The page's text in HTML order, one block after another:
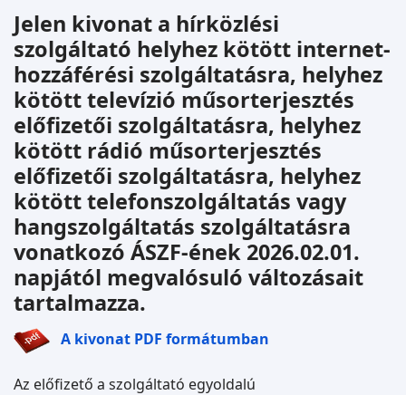
Jelen kivonat a hírközlési
szolgáltató helyhez kötött internet-
hozzáférési szolgáltatásra, helyhez
kötött televízió műsorterjesztés
előfizetői szolgáltatásra, helyhez
kötött rádió műsorterjesztés
előfizetői szolgáltatásra, helyhez
kötött telefonszolgáltatás vagy
hangszolgáltatás szolgáltatásra
vonatkozó ÁSZF-ének 2026.02.01.
napjától megvalósuló változásait
tartalmazza.
A kivonat PDF formátumban
Az előfizető a szolgáltató egyoldalú